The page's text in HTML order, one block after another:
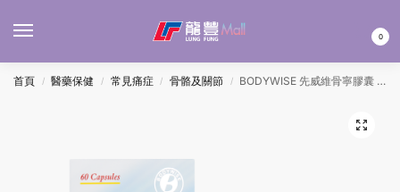
0
首頁 / 醫藥保健 / 常見痛症 / 骨骼及關節 / BODYWISE 先威維骨寧膠囊 60’S